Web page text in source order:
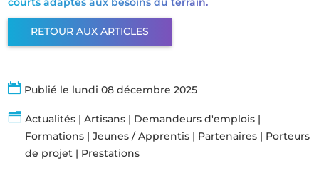
RETOUR AUX ARTICLES
 Publié le lundi 08 décembre 2025
n Actualités| Artisans| Demandeurs d'emplois|
Formations| Jeunes / Apprentis| Partenaires| Porteurs
de projet| Prestations